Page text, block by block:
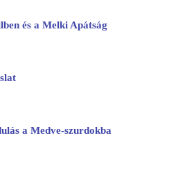
és a Melki Apátság
a Medve-szurdokba